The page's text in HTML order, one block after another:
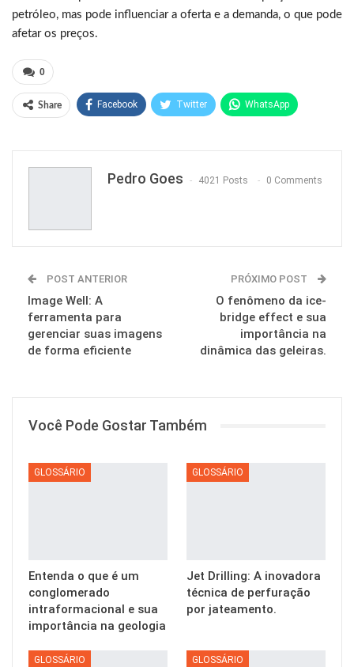
petróleo, mas pode influenciar a oferta e a demanda, o que pode
afetar os preços.
0
Share Facebook Twitter WhatsApp
Pedro Goes 4021 Posts 0 Comments
POST ANTERIOR
Image Well: A
ferramenta para
gerenciar suas imagens
de forma eficiente
PRÓXIMO POST
O fenômeno da ice-
bridge effect e sua
importância na
dinâmica das geleiras.
Você Pode Gostar Também
GLOSSÁRIO
Entenda o que é um
conglomerado
intraformacional e sua
importância na geologia
GLOSSÁRIO
Jet Drilling: A inovadora
técnica de perfuração
por jateamento.
GLOSSÁRIO GLOSSÁRIO